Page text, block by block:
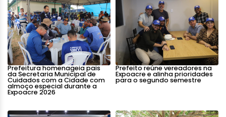
Prefeitura homenageia pais
da Secretaria Municipal de
Cuidados com a Cidade com
almoço especial durante a
Expoacre 2026
Prefeito reúne vereadores na
Expoacre e alinha prioridades
para o segundo semestre